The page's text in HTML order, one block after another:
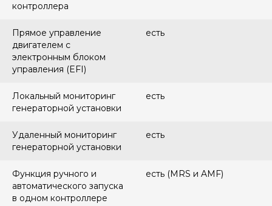
контроллера
Прямое управление
двигателем с
электронным блоком
управления (EFI)
есть
Локальный мониторинг
генераторной установки
есть
Удаленный мониторинг
генераторной установки
есть
Функция ручного и
автоматического запуска
в одном контроллере
есть (MRS и AMF)